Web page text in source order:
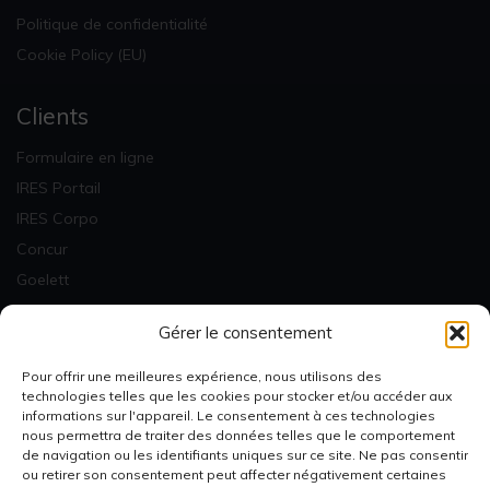
Gérer le consentement
Pour offrir une meilleures expérience, nous utilisons des
technologies telles que les cookies pour stocker et/ou accéder aux
informations sur l'appareil. Le consentement à ces technologies
nous permettra de traiter des données telles que le comportement
de navigation ou les identifiants uniques sur ce site. Ne pas consentir
ou retirer son consentement peut affecter négativement certaines
Politique de confidentialité
Cookie Policy (EU)
Clients
Formulaire en ligne
IRES Portail
IRES Corpo
Concur
Goelett
Factures & Statistiques
Newsletter